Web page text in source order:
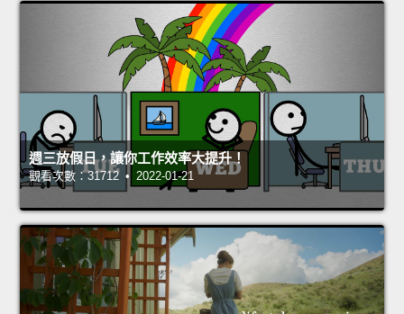
週三放假日，讓你工作效率大提升！
觀看次數：31712 • 2022-01-21